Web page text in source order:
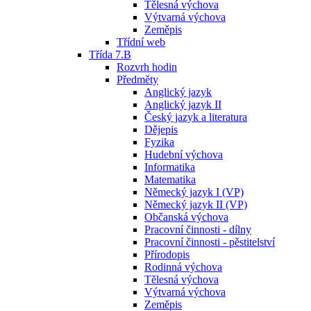
Tělesná výchova
Výtvarná výchova
Zeměpis
Třídní web
Třída 7.B
Rozvrh hodin
Předměty
Anglický jazyk
Anglický jazyk II
Český jazyk a literatura
Dějepis
Fyzika
Hudební výchova
Informatika
Matematika
Německý jazyk I (VP)
Německý jazyk II (VP)
Občanská výchova
Pracovní činnosti - dílny
Pracovní činnosti - pěstitelství
Přírodopis
Rodinná výchova
Tělesná výchova
Výtvarná výchova
Zeměpis